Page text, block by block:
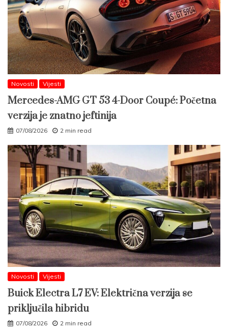
Novosti Vijesti
Mercedes-AMG GT 53 4-Door Coupé: Početna
verzija je znatno jeftinija
07/08/2026 2 min read
Novosti Vijesti
Buick Electra L7 EV: Električna verzija se
priključila hibridu
07/08/2026 2 min read